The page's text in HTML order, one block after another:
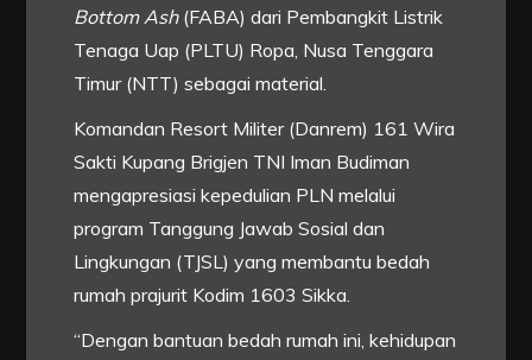
Bottom Ash(FABA) dari Pembangkit Listrik
Tenaga Uap (PLTU) Ropa, Nusa Tenggara
Timur (NTT) sebagai material.
Komandan Resort Militer (Danrem) 161 Wira
Sakti Kupang Brigjen TNI Iman Budiman
mengapresiasi kepedulian PLN melalui
program Tanggung Jawab Sosial dan
Lingkungan (TJSL) yang membantu bedah
rumah prajurit Kodim 1603 Sikka.
“Dengan bantuan bedah rumah ini, kehidupan